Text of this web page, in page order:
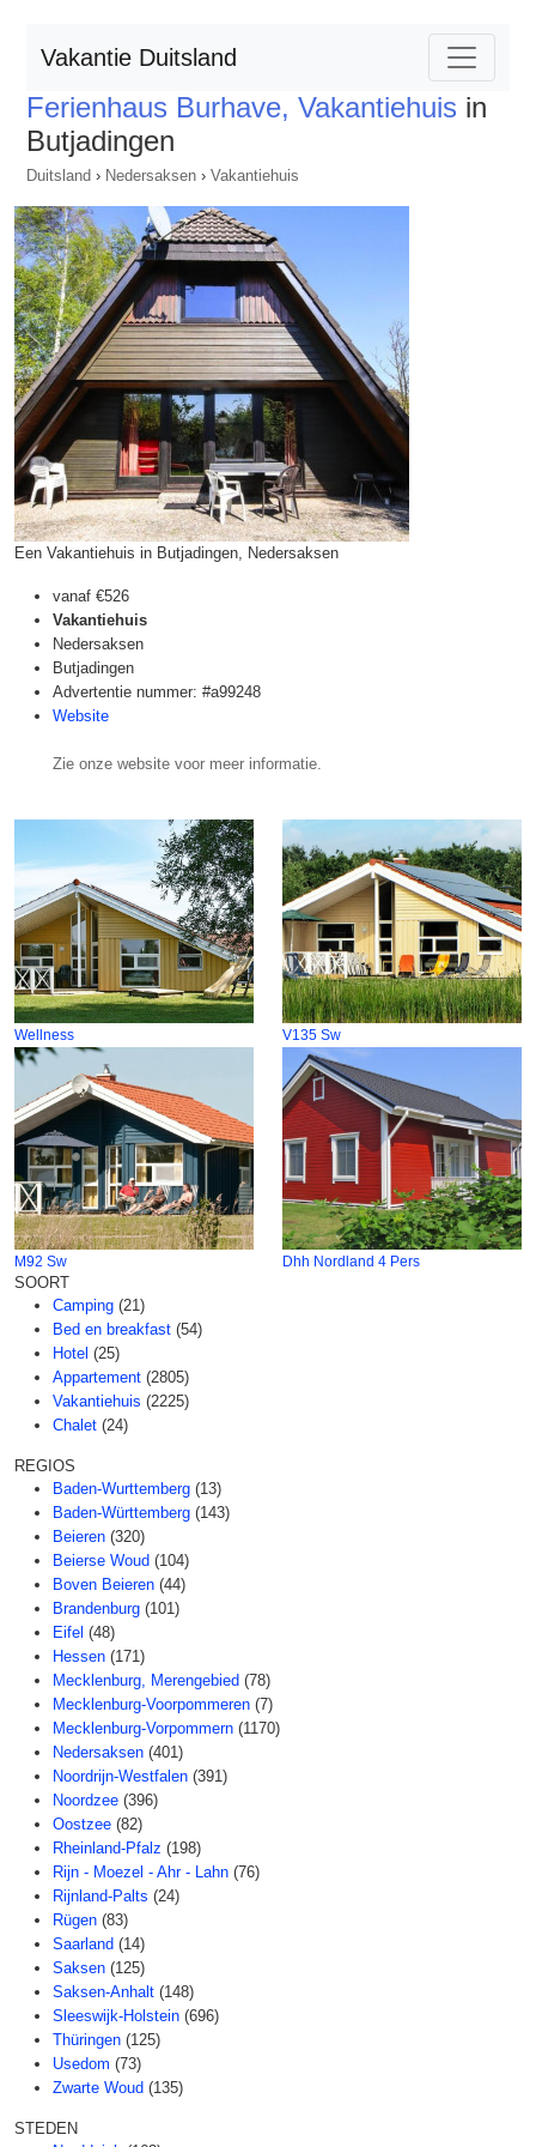
Vakantie Duitsland
Ferienhaus Burhave, Vakantiehuis in
Butjadingen
Duitsland › Nedersaksen › Vakantiehuis
Een Vakantiehuis in Butjadingen, Nedersaksen
vanaf €526
Vakantiehuis
Nedersaksen
Butjadingen
Advertentie nummer: #a99248
Website
Zie onze website voor meer informatie.
Wellness V135 Sw
M92 Sw Dhh Nordland 4 Pers
SOORT
Camping (21)
Bed en breakfast (54)
Hotel (25)
Appartement (2805)
Vakantiehuis (2225)
Chalet (24)
REGIOS
Baden-Wurttemberg (13)
Baden-Württemberg (143)
Beieren (320)
Beierse Woud (104)
Boven Beieren (44)
Brandenburg (101)
Eifel (48)
Hessen (171)
Mecklenburg, Merengebied (78)
Mecklenburg-Voorpommeren (7)
Mecklenburg-Vorpommern (1170)
Nedersaksen (401)
Noordrijn-Westfalen (391)
Noordzee (396)
Oostzee (82)
Rheinland-Pfalz (198)
Rijn - Moezel - Ahr - Lahn (76)
Rijnland-Palts (24)
Rügen (83)
Saarland (14)
Saksen (125)
Saksen-Anhalt (148)
Sleeswijk-Holstein (696)
Thüringen (125)
Usedom (73)
Zwarte Woud (135)
STEDEN